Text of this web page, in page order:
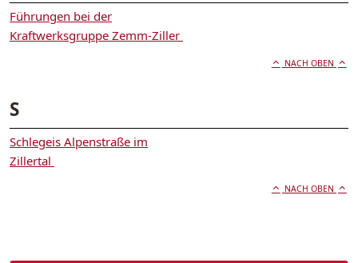
Führungen bei der
Kraftwerksgruppe Zemm-Ziller
NACH OBEN
S
Schlegeis Alpenstraße im
Zillertal
NACH OBEN